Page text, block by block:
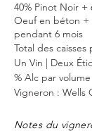
40% Pinot Noir +
Oeuf en béton +
pendant 6 mois
Total des
Un Vin | Deux
% Alc par volume
Vigneron : Wells
Notes du